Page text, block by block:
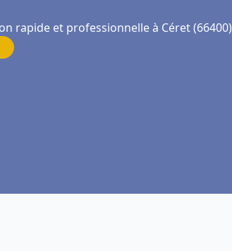
rapide et professionnelle à Céret (66400)